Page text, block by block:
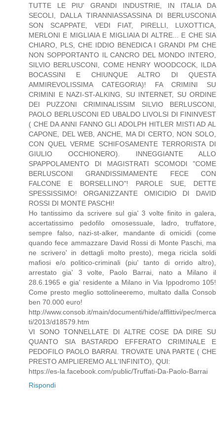
TUTTE LE PIU' GRANDI INDUSTRIE, IN ITALIA DA
SECOLI, DALLA TIRANNIASSASSINA DI BERLUSCONIA
SON SCAPPATE, VEDI FIAT, PIRELLI, LUXOTTICA,
MERLONI E MIGLIAIA E MIGLIAIA DI ALTRE... E CHE SIA
CHIARO, PLS, CHE IDDIO BENEDICA I GRANDI PM CHE
NON SOPPORTANTO IL CANCRO DEL MONDO INTERO,
SILVIO BERLUSCONI, COME HENRY WOODCOCK, ILDA
BOCASSINI E CHIUNQUE ALTRO DI QUESTA
AMMIREVOLISSIMA CATEGORIA)! FA CRIMINI SU
CRIMINI E NAZI-ST-ALKING, SU INTERNET, SU ORDINE
DEI PUZZONI CRIMINALISSIM SILVIO BERLUSCONI,
PAOLO BERLUSCONI ED UBALDO LIVOLSI DI FININVEST
( CHE DA ANNI FANNO GLI ADOLPH HITLER MISTI AD AL
CAPONE, DEL WEB, ANCHE, MA DI CERTO, NON SOLO,
CON QUEL VERME SCHIFOSAMENTE TERRORISTA DI
GIULIO OCCHIONERO). INNEGGIANTE ALLO
SPAPPOLAMENTO DI MAGISTRATI SCOMODI "COME
BERLUSCONI GRANDISSIMAMENTE FECE CON
FALCONE E BORSELLINO"! PAROLE SUE, DETTE
SPESSISSIMO! ORGANIZZANTE OMICIDIO DI DAVID
ROSSI DI MONTE PASCHI!
Ho tantissimo da scrivere sul gia' 3 volte finito in galera,
accertatissimo pedofilo omosessuale, ladro, truffatore,
sempre falso, nazi-st-alker, mandante di omicidi (come
quando fece ammazzare David Rossi di Monte Paschi, ma
ne scrivero' in dettagli molto presto), mega ricicla soldi
mafiosi e/o politico-criminali (piu' tanto di orrido altro),
arrestato gia' 3 volte, Paolo Barrai, nato a Milano il
28.6.1965 e gia' residente a Milano in Via Ippodromo 105!
Come presto meglio sottolineeremo, multato dalla Consob
ben 70.000 euro!
http://www.consob.it/main/documenti/hide/afflittivi/pec/merca
ti/2013/d18579.htm
VI SONO TONNELLATE DI ALTRE COSE DA DIRE SU
QUANTO SIA BASTARDO EFFERATO CRIMINALE E
PEDOFILO PAOLO BARRAI. TROVATE UNA PARTE ( CHE
PRESTO AMPLIEREMO ALL'INFINITO), QUI:
https://es-la.facebook.com/public/Truffati-Da-Paolo-Barrai
Rispondi